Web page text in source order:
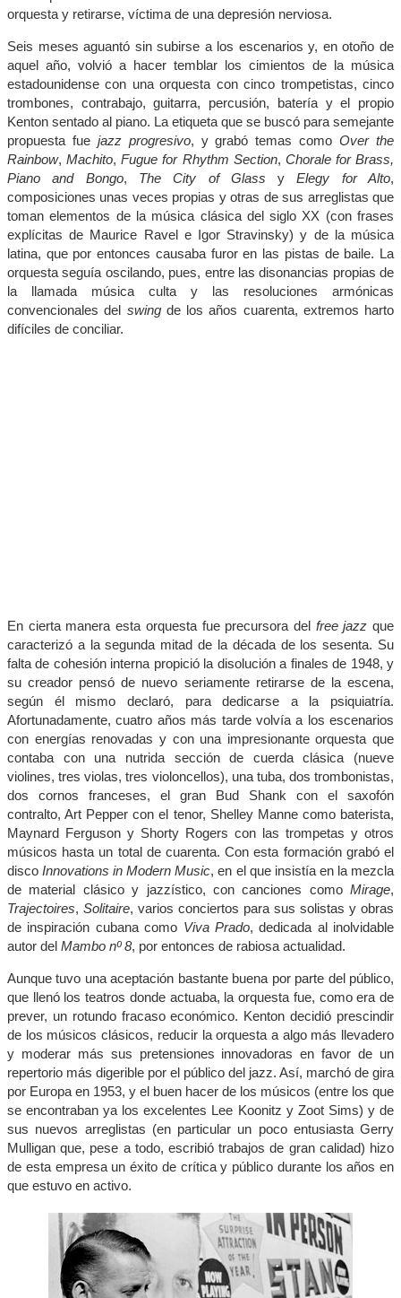
orquesta y retirarse, víctima de una depresión nerviosa.
Seis meses aguantó sin subirse a los escenarios y, en otoño de
aquel año, volvió a hacer temblar los cimientos de la música
estadounidense con una orquesta con cinco trompetistas, cinco
trombones, contrabajo, guitarra, percusión, batería y el propio
Kenton sentado al piano. La etiqueta que se buscó para semejante
propuesta fue jazz progresivo, y grabó temas comoOver the
Rainbow,Machito,Fugue for Rhythm Section, Chorale for Brass,
Piano and Bongo, The City of Glass yElegy for Alto,
composiciones unas veces propias y otras de sus arreglistas que
toman elementos de la música clásica del siglo XX (con frases
explícitas de Maurice Ravel e Igor Stravinsky) y de la música
latina, que por entonces causaba furor en las pistas de baile. La
orquesta seguía oscilando, pues, entre las disonancias propias de
la llamada música culta y las resoluciones armónicas
convencionales del swingde los años cuarenta, extremos harto
difíciles de conciliar.
En cierta manera esta orquesta fue precursora del free jazz que
caracterizó a la segunda mitad de la década de los sesenta. Su
falta de cohesión interna propició la disolución a finales de 1948, y
su creador pensó de nuevo seriamente retirarse de la escena,
según él mismo declaró, para dedicarse a la psiquiatría.
Afortunadamente, cuatro años más tarde volvía a los escenarios
con energías renovadas y con una impresionante orquesta que
contaba con una nutrida sección de cuerda clásica (nueve
violines, tres violas, tres violoncellos), una tuba, dos trombonistas,
dos cornos franceses, el gran Bud Shank con el saxofón
contralto, Art Pepper con el tenor, Shelley Manne como baterista,
Maynard Ferguson y Shorty Rogers con las trompetas y otros
músicos hasta un total de cuarenta. Con esta formación grabó el
discoInnovations in Modern Music, en el que insistía en la mezcla
de material clásico y jazzístico, con canciones como Mirage,
Trajectoires, Solitaire, varios conciertos para sus solistas y obras
de inspiración cubana como Viva Prado, dedicada al inolvidable
autor del Mambo nº 8, por entonces de rabiosa actualidad.
Aunque tuvo una aceptación bastante buena por parte del público,
que llenó los teatros donde actuaba, la orquesta fue, como era de
prever, un rotundo fracaso económico. Kenton decidió prescindir
de los músicos clásicos, reducir la orquesta a algo más llevadero
y moderar más sus pretensiones innovadoras en favor de un
repertorio más digerible por el público del jazz. Así, marchó de gira
por Europa en 1953, y el buen hacer de los músicos (entre los que
se encontraban ya los excelentes Lee Koonitz y Zoot Sims) y de
sus nuevos arreglistas (en particular un poco entusiasta Gerry
Mulligan que, pese a todo, escribió trabajos de gran calidad) hizo
de esta empresa un éxito de crítica y público durante los años en
que estuvo en activo.